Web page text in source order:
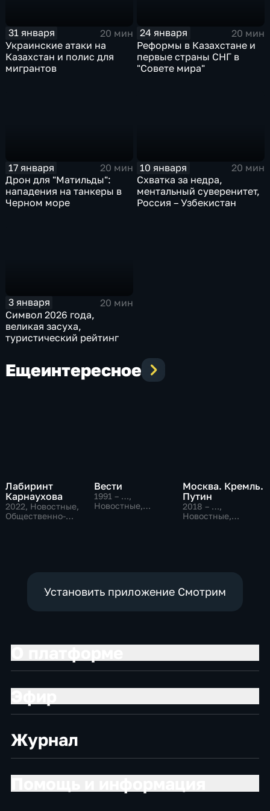
31 января
20 мин
Украинские атаки на
Казахстан и полис для
мигрантов
24 января
20 мин
Реформы в Казахстане и
первые страны СНГ в
"Совете мира"
17 января
20 мин
Дрон для "Матильды":
нападения на танкеры в
Черном море
10 января
20 мин
Схватка за недра,
ментальный суверенитет,
Россия – Узбекистан
3 января
20 мин
Символ 2026 года,
великая засуха,
туристический рейтинг
Ещеинтересное
Лабиринт
Карнаухова
2022, Новостные,
Общественно-
Вести
1991 – …,
Новостные,
Москва. Кремль.
Путин
2018 – …,
Новостные,
Установить приложение Смотрим
Журнал